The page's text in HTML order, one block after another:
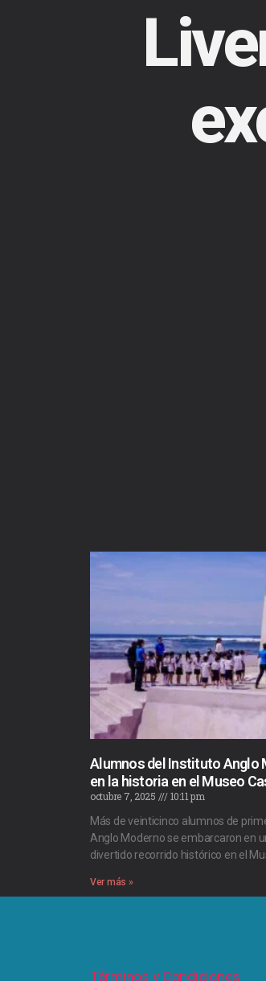
Alumnos del Instituto Anglo
en la historia en el Museo
octubre 7, 2025
10:11 pm
Más de veinticinco alumnos de
Anglo Moderno se embarcaron en
divertido recorrido histórico en el
Ver más »
Términos y Condiciones